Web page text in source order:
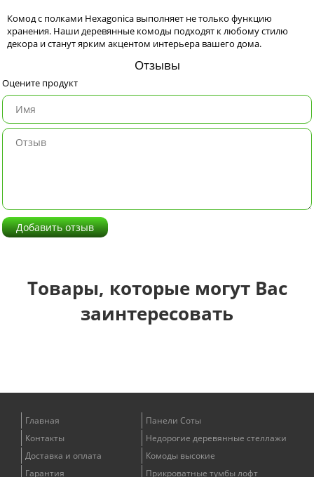
Комод с полками Hexagonica выполняет не только функцию
хранения. Наши деревянные комоды подходят к любому стилю
декора и станут ярким акцентом интерьера вашего дома.
Отзывы
Оцените продукт
Добавить отзыв
Товары, которые могут Вас
заинтересовать
Главная
Контакты
Доставка и оплата
Гарантия
Панели Соты
Недорогие деревянные стеллажи
Комоды высокие
Прикроватные тумбы лофт